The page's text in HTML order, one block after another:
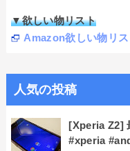
▼欲しい物リスト
Amazon欲しい物リス
人気の投稿
[Xperia Z2]
#xperia